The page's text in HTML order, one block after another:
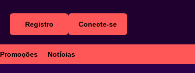
Registro Conecte-se
Promoções Notícias